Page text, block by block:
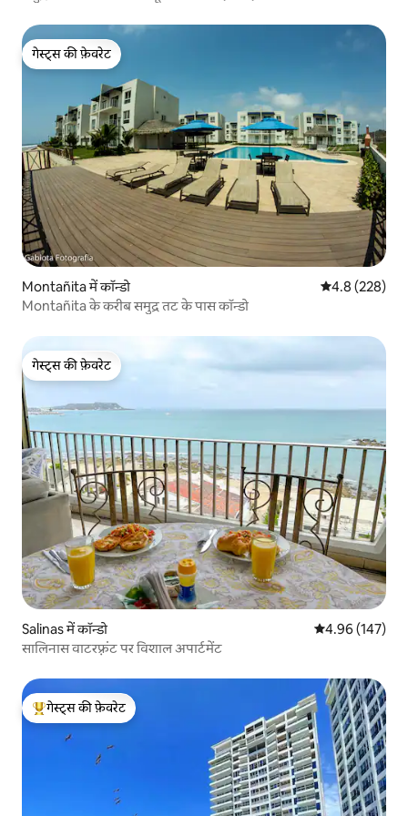
गेस्ट्स की फ़ेवरेट
गेस्ट्स की फ़ेवरेट
Montañita में कॉन्डो औसत रेटिंग 5 में
4.8 (228)
Montañita के करीब समुद्र तट के पास कॉन्डो
गेस्ट्स की फ़ेवरेट
गेस्ट्स की फ़ेवरेट
Salinas में कॉन्डो औसत रेटिंग 5 में से
4.96 (147)
सालिनास वाटरफ़्रंट पर विशाल अपार्टमेंट
गेस्ट्स का टॉप फ़ेवरेट
गेस्ट्स की फ़ेवरेट